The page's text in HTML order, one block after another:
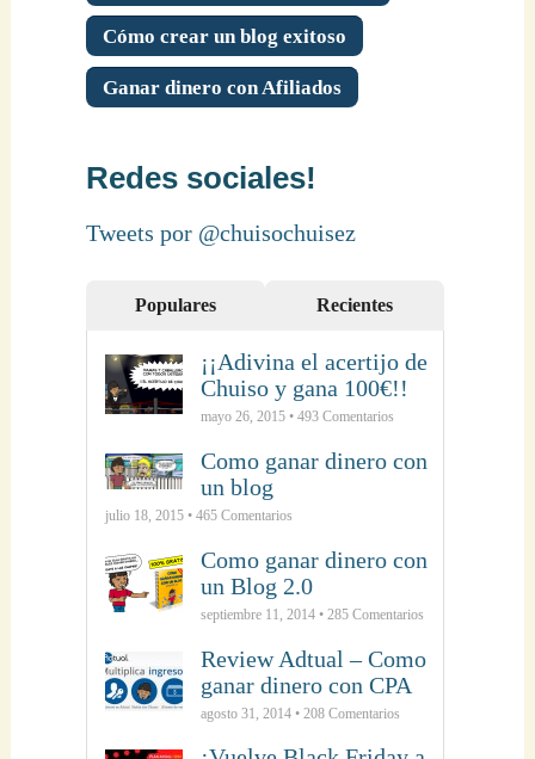
Cómo crear un blog exitoso
Ganar dinero con Afiliados
Redes sociales!
Tweets por @chuisochuisez
Populares Recientes
¡¡Adivina el acertijo de
Chuiso y gana 100€!!
mayo 26, 2015 • 493Comentarios
Como ganar dinero con
un blog
julio 18, 2015 • 465Comentarios
Como ganar dinero con
un Blog 2.0
septiembre 11, 2014 • 285Comentarios
Review Adtual – Como
ganar dinero con CPA
agosto 31, 2014 • 208Comentarios